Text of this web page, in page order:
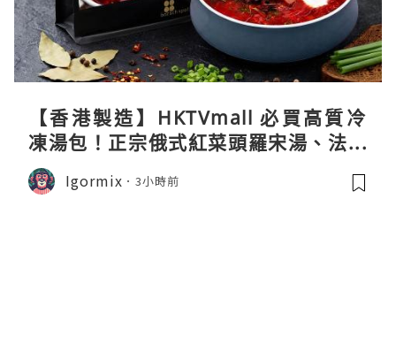
【香港製造】HKTVmall 必買高質冷
凍湯包！正宗俄式紅菜頭羅宋湯、法式
龍蝦濃湯與生酮膠原蛋白骨頭湯全攻略
Igormix 3小時前